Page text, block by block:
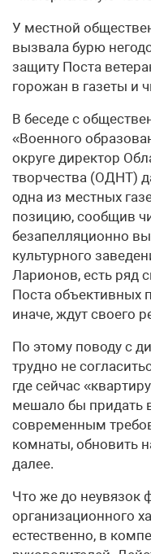
У местной
вызвала бурю
защиту Поста
горожан в газеты и
В беседе с
«Военного
округе директор
творчества (ОДНТ)
одна из местных
позицию, сообщив
безапелляционно
культурного
Ларионов, есть ряд
Поста объективных
иначе, ждут своего
По этому поводу с
трудно не
где сейчас
мешало бы придать
современным
комнаты, обновить
далее.
Что же до неувязок
организационного
естественно, в